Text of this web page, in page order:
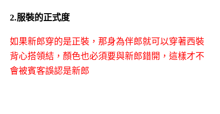
2.服裝的正式度
如果新郎穿的是正裝，那身為伴郎就可以穿著西裝
背心搭領結，顏色也必須要與新郎錯開，這樣才不
會被賓客誤認是新郎